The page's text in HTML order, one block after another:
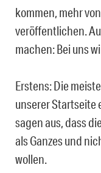
kommen, mehr
veröffentlichen.
machen: Bei uns
Erstens: Die
unserer Startseite
sagen aus, dass
als Ganzes und
wollen.